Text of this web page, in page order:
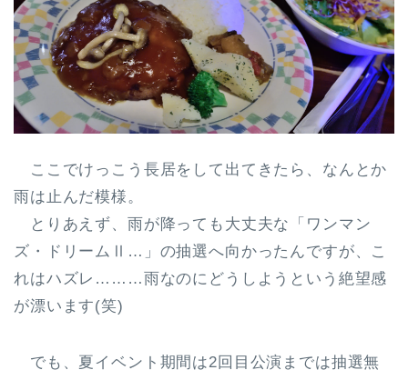
ここでけっこう長居をして出てきたら、なんとか
雨は止んだ模様。
とりあえず、雨が降っても大丈夫な「ワンマン
ズ・ドリームⅡ…」の抽選へ向かったんですが、こ
れはハズレ………雨なのにどうしようという絶望感
が漂います(笑)
でも、夏イベント期間は2回目公演までは抽選無